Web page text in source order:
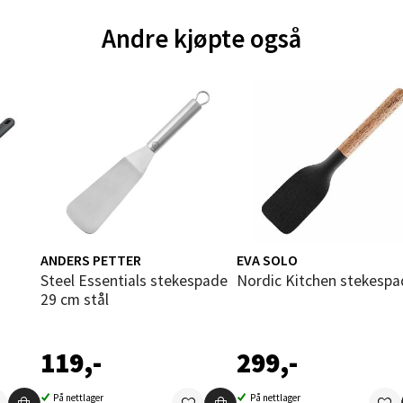
Andre kjøpte også
ANDERS PETTER
Steel Essentials stekespade
29 cm stål
119,-
På nettlager
EVA SOLO
Nordic Kitchen
299,-
På nettlager
- Thon Senter Moa
- Moldetorget
dag 10-20
- Thon Senter Malmporten